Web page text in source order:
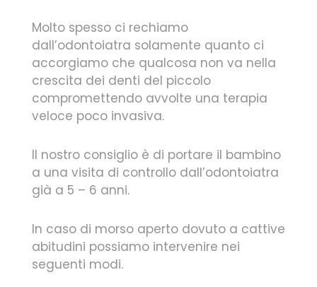
Molto spesso ci rechiamo
dall’odontoiatra solamente quanto ci
accorgiamo che qualcosa non va nella
crescita dei denti del piccolo
compromettendo avvolte una terapia
veloce poco invasiva.
Il nostro consiglio è di portare il bambino
a una visita di controllo dall’odontoiatra
già a 5 – 6 anni.
In caso di morso aperto dovuto a cattive
abitudini possiamo intervenire nei
seguenti modi.